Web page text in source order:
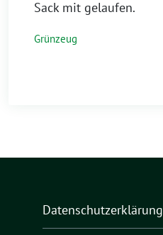
Sack mit gelaufen.
Grünzeug
Datenschutzerklärung